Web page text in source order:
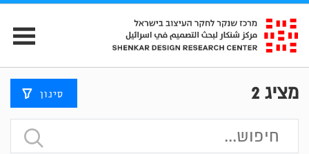
מציג 2 סינון